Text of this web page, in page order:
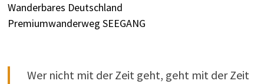
Wanderbares Deutschland
Premiumwanderweg SEEGANG
Wer nicht mit der Zeit geht, geht mit der Zeit